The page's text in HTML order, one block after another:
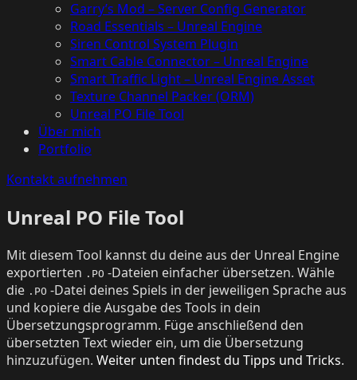
Garry’s Mod – Server Config Generator
Road Essentials – Unreal Engine
Siren Control System Plugin
Smart Cable Connector – Unreal Engine
Smart Traffic Light – Unreal Engine Asset
Texture Channel Packer (ORM)
Unreal PO File Tool
Über mich
Portfolio
Kontakt aufnehmen
Unreal PO File Tool
Mit diesem Tool kannst du deine aus der Unreal Engine
exportierten .PO -Dateien einfacher übersetzen. Wähle
die .PO -Datei deines Spiels in der jeweiligen Sprache aus
und kopiere die Ausgabe des Tools in dein
Übersetzungsprogramm. Füge anschließend den
übersetzten Text wieder ein, um die Übersetzung
hinzuzufügen. Weiter unten findest du Tipps und Tricks.